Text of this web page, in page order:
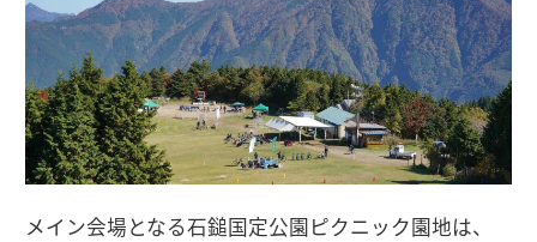
メイン会場となる石鎚国定公園ピクニック園地は、